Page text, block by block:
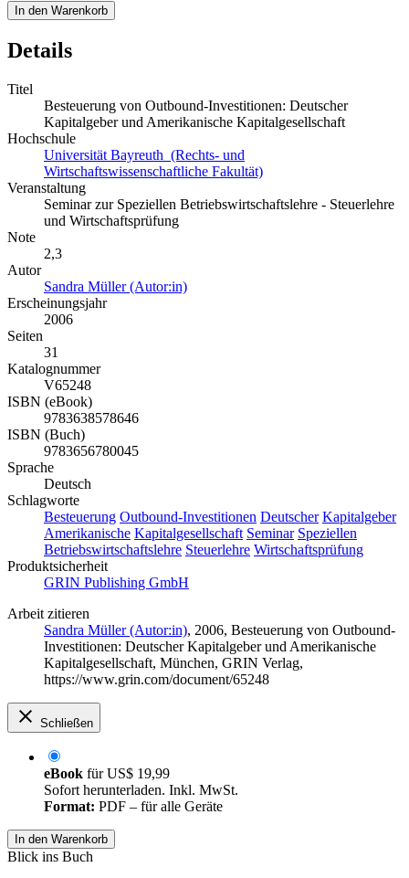
In den Warenkorb
Details
Titel
Besteuerung von Outbound-Investitionen: Deutscher
Kapitalgeber und Amerikanische Kapitalgesellschaft
Hochschule
Universität Bayreuth (Rechts- und
Wirtschaftswissenschaftliche Fakultät)
Veranstaltung
Seminar zur Speziellen Betriebswirtschaftslehre - Steuerlehre
und Wirtschaftsprüfung
Note
2,3
Autor
Sandra Müller (Autor:in)
Erscheinungsjahr
2006
Seiten
31
Katalognummer
V65248
ISBN (eBook)
9783638578646
ISBN (Buch)
9783656780045
Sprache
Deutsch
Schlagworte
Besteuerung Outbound-Investitionen Deutscher Kapitalgeber
Amerikanische Kapitalgesellschaft Seminar Speziellen
Betriebswirtschaftslehre Steuerlehre Wirtschaftsprüfung
Produktsicherheit
GRIN Publishing GmbH
Arbeit zitieren
Sandra Müller (Autor:in), 2006, Besteuerung von Outbound-
Investitionen: Deutscher Kapitalgeber und Amerikanische
Kapitalgesellschaft, München, GRIN Verlag,
https://www.grin.com/document/65248
Schließen
eBook fürUS$ 19,99
Sofort herunterladen. Inkl. MwSt.
Format: PDF – für alle Geräte
In den Warenkorb
Blick ins Buch